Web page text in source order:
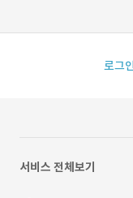
로그
서비스 전체보기